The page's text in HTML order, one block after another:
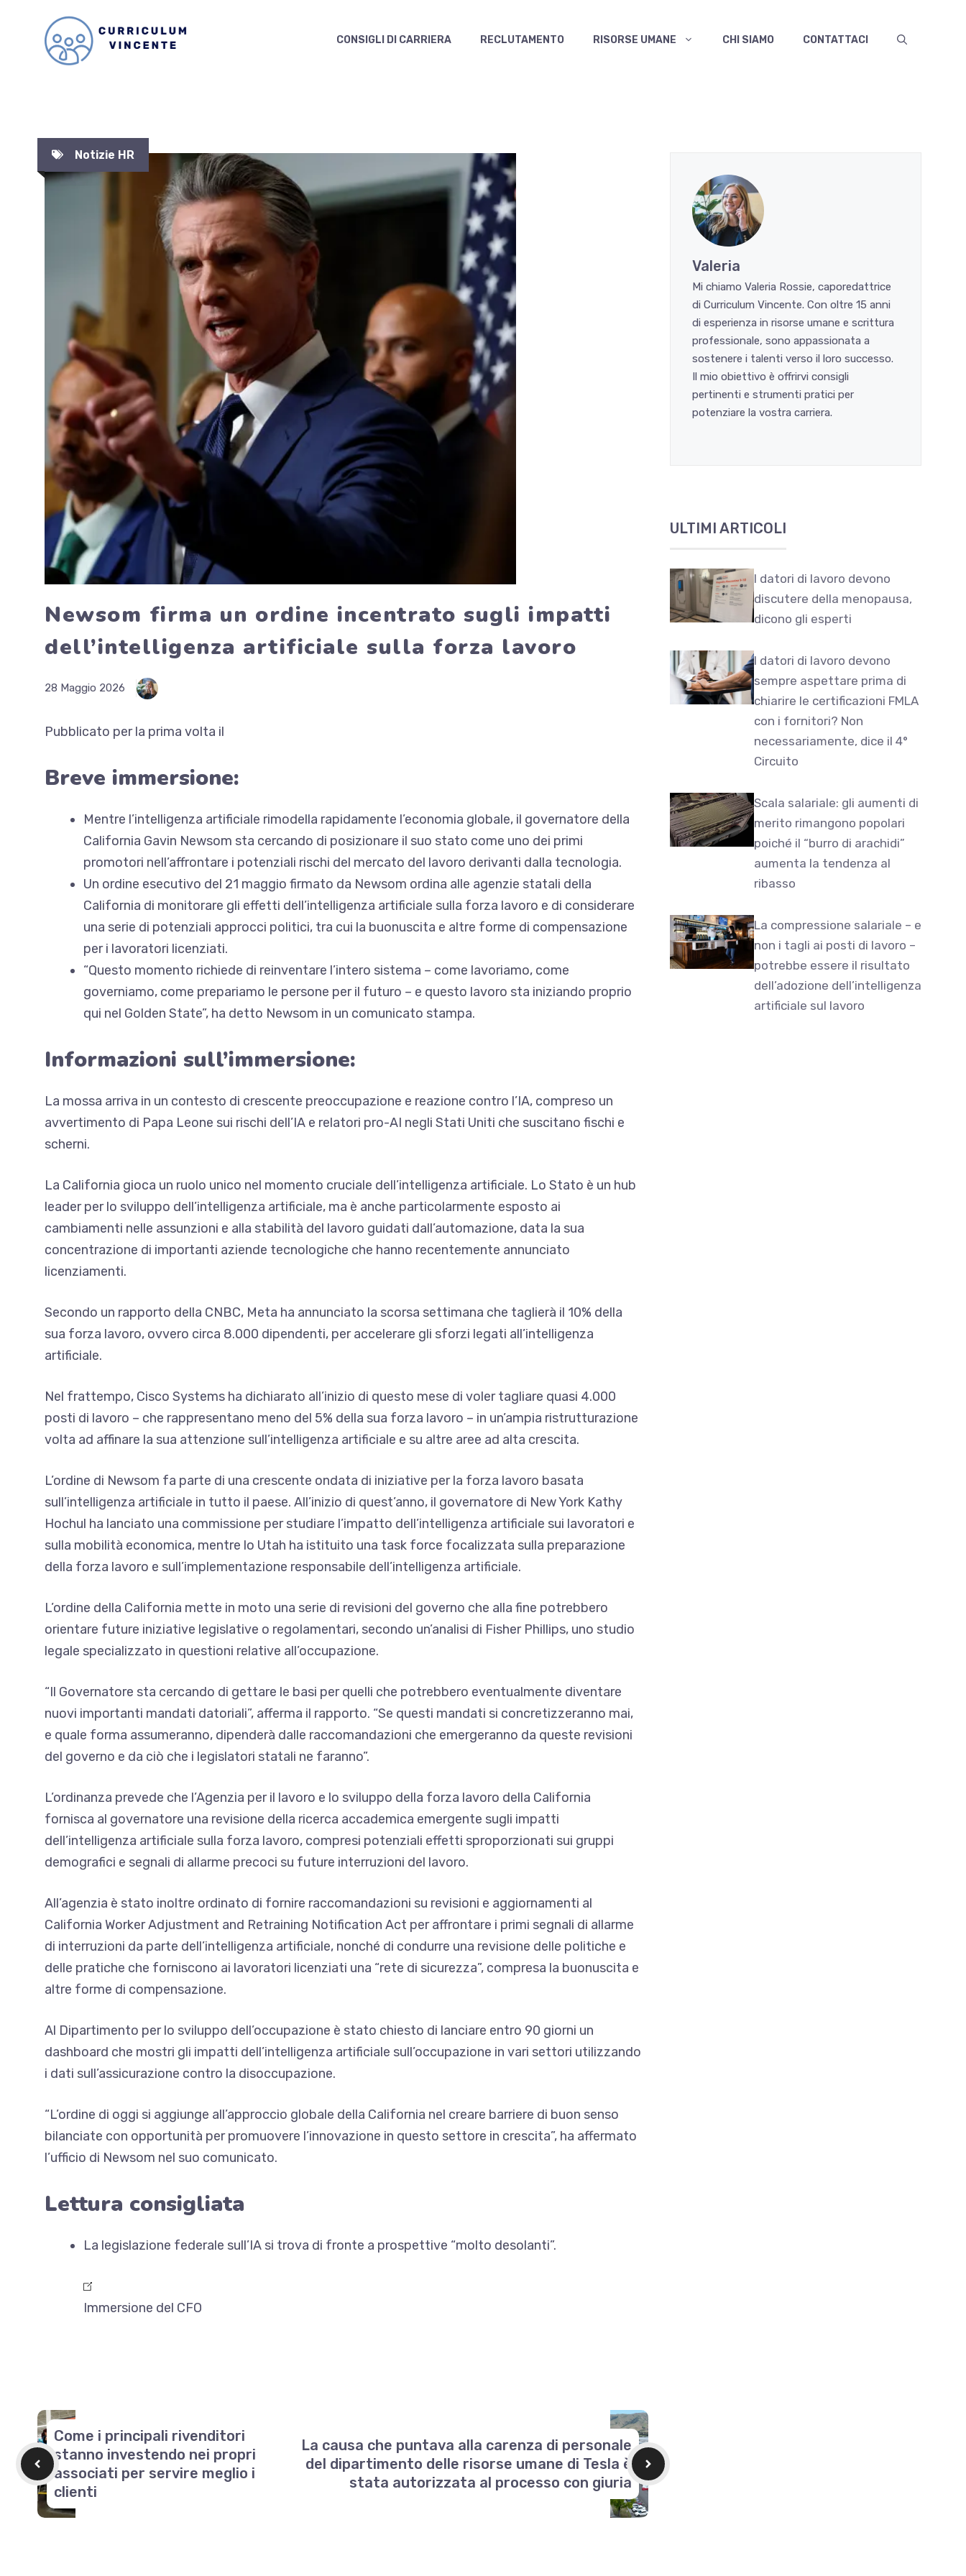
contenuto
CONSIGLI DI CARRIERA RECLUTAMENTO RISORSE UMANE CHI SIAMO CONTATTACI
Notizie HR
Newsom firma un ordine incentrato sugli impatti
dell’intelligenza artificiale sulla forza lavoro
28 Maggio 2026
Pubblicato per la prima volta il
Breve immersione:
Mentre l’intelligenza artificiale rimodella rapidamente l’economia globale, il governatore della
California Gavin Newsom sta cercando di posizionare il suo stato come uno dei primi
promotori nell’affrontare i potenziali rischi del mercato del lavoro derivanti dalla tecnologia.
Un ordine esecutivo del 21 maggio firmato da Newsom ordina alle agenzie statali della
California di monitorare gli effetti dell’intelligenza artificiale sulla forza lavoro e di considerare
una serie di potenziali approcci politici, tra cui la buonuscita e altre forme di compensazione
per i lavoratori licenziati.
“Questo momento richiede di reinventare l’intero sistema – come lavoriamo, come
governiamo, come prepariamo le persone per il futuro – e questo lavoro sta iniziando proprio
qui nel Golden State”, ha detto Newsom in un comunicato stampa.
Informazioni sull’immersione:
La mossa arriva in un contesto di crescente preoccupazione e reazione contro l’IA, compreso un
avvertimento di Papa Leone sui rischi dell’IA e relatori pro-AI negli Stati Uniti che suscitano fischi e
scherni.
La California gioca un ruolo unico nel momento cruciale dell’intelligenza artificiale. Lo Stato è un hub
leader per lo sviluppo dell’intelligenza artificiale, ma è anche particolarmente esposto ai
cambiamenti nelle assunzioni e alla stabilità del lavoro guidati dall’automazione, data la sua
concentrazione di importanti aziende tecnologiche che hanno recentemente annunciato
licenziamenti.
Secondo un rapporto della CNBC, Meta ha annunciato la scorsa settimana che taglierà il 10% della
sua forza lavoro, ovvero circa 8.000 dipendenti, per accelerare gli sforzi legati all’intelligenza
artificiale.
Nel frattempo, Cisco Systems ha dichiarato all’inizio di questo mese di voler tagliare quasi 4.000
posti di lavoro – che rappresentano meno del 5% della sua forza lavoro – in un’ampia ristrutturazione
volta ad affinare la sua attenzione sull’intelligenza artificiale e su altre aree ad alta crescita.
L’ordine di Newsom fa parte di una crescente ondata di iniziative per la forza lavoro basata
sull’intelligenza artificiale in tutto il paese. All’inizio di quest’anno, il governatore di New York Kathy
Hochul ha lanciato una commissione per studiare l’impatto dell’intelligenza artificiale sui lavoratori e
sulla mobilità economica, mentre lo Utah ha istituito una task force focalizzata sulla preparazione
della forza lavoro e sull’implementazione responsabile dell’intelligenza artificiale.
L’ordine della California mette in moto una serie di revisioni del governo che alla fine potrebbero
orientare future iniziative legislative o regolamentari, secondo un’analisi di Fisher Phillips, uno studio
legale specializzato in questioni relative all’occupazione.
“Il Governatore sta cercando di gettare le basi per quelli che potrebbero eventualmente diventare
nuovi importanti mandati datoriali”, afferma il rapporto. “Se questi mandati si concretizzeranno mai,
e quale forma assumeranno, dipenderà dalle raccomandazioni che emergeranno da queste revisioni
del governo e da ciò che i legislatori statali ne faranno”.
L’ordinanza prevede che l’Agenzia per il lavoro e lo sviluppo della forza lavoro della California
fornisca al governatore una revisione della ricerca accademica emergente sugli impatti
dell’intelligenza artificiale sulla forza lavoro, compresi potenziali effetti sproporzionati sui gruppi
demografici e segnali di allarme precoci su future interruzioni del lavoro.
All’agenzia è stato inoltre ordinato di fornire raccomandazioni su revisioni e aggiornamenti al
California Worker Adjustment and Retraining Notification Act per affrontare i primi segnali di allarme
di interruzioni da parte dell’intelligenza artificiale, nonché di condurre una revisione delle politiche e
delle pratiche che forniscono ai lavoratori licenziati una “rete di sicurezza”, compresa la buonuscita e
altre forme di compensazione.
Al Dipartimento per lo sviluppo dell’occupazione è stato chiesto di lanciare entro 90 giorni un
dashboard che mostri gli impatti dell’intelligenza artificiale sull’occupazione in vari settori utilizzando
i dati sull’assicurazione contro la disoccupazione.
“L’ordine di oggi si aggiunge all’approccio globale della California nel creare barriere di buon senso
bilanciate con opportunità per promuovere l’innovazione in questo settore in crescita”, ha affermato
l’ufficio di Newsom nel suo comunicato.
Lettura consigliata
La legislazione federale sull’IA si trova di fronte a prospettive “molto desolanti”.
Immersione del CFO
Come i principali rivenditori
stanno investendo nei propri
associati per servire meglio i
clienti
La causa che puntava alla carenza di personale
del dipartimento delle risorse umane di Tesla è
stata autorizzata al processo con giuria
Valeria
Mi chiamo Valeria Rossie, caporedattrice
di Curriculum Vincente. Con oltre 15 anni
di esperienza in risorse umane e scrittura
professionale, sono appassionata a
sostenere i talenti verso il loro successo.
Il mio obiettivo è offrirvi consigli
pertinenti e strumenti pratici per
potenziare la vostra carriera.
ULTIMI ARTICOLI
I datori di lavoro devono
discutere della menopausa,
dicono gli esperti
I datori di lavoro devono
sempre aspettare prima di
chiarire le certificazioni FMLA
con i fornitori? Non
necessariamente, dice il 4°
Circuito
Scala salariale: gli aumenti di
merito rimangono popolari
poiché il “burro di arachidi”
aumenta la tendenza al
ribasso
La compressione salariale – e
non i tagli ai posti di lavoro –
potrebbe essere il risultato
dell’adozione dell’intelligenza
artificiale sul lavoro